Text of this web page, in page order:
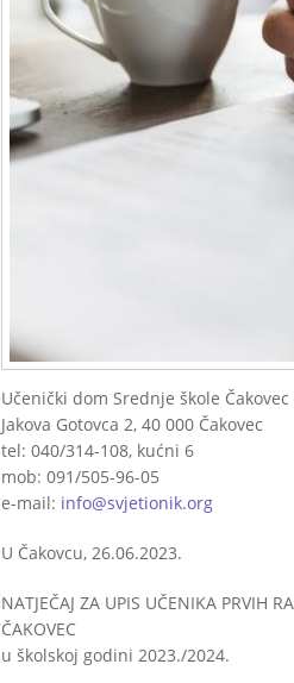
Učenički dom Srednje škole Čakovec
Jakova Gotovca 2, 40 000 Čakovec
tel: 040/314-108, kućni 6
mob: 091/505-96-05
e-mail: info@svjetionik.org
U Čakovcu, 26.06.2023.
NATJEČAJ ZA UPIS UČENIKA PRVIH
ČAKOVEC
u školskoj godini 2023./2024.